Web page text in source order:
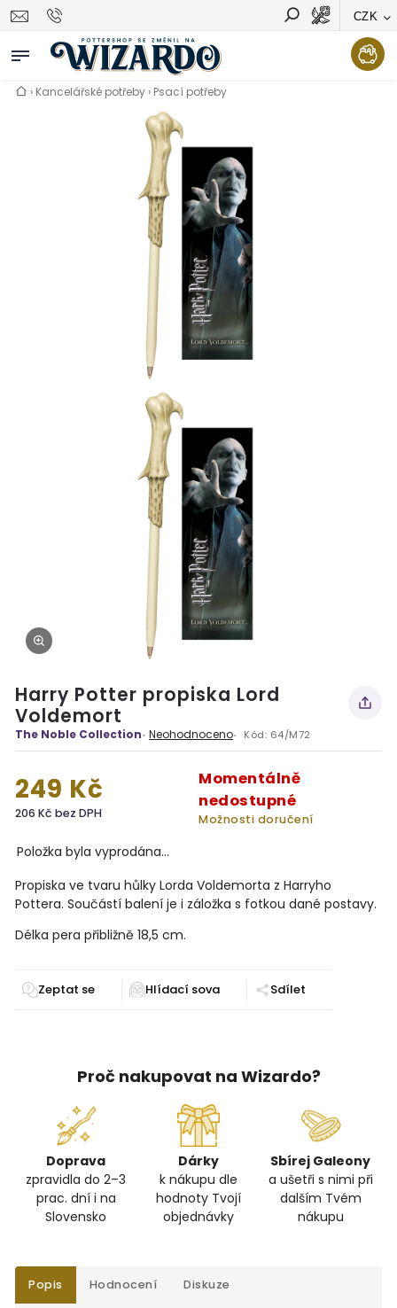
CZK
Vyhledávání Hledat
› Kancelářské potřeby › Psací potřeby
Harry Potter propiska Lord
Voldemort
The Noble Collection Neohodnoceno Kód: 64/M72
249 Kč
206 Kč bez DPH
Momentálně
nedostupné
Možnosti doručení
Položka byla vyprodána…
Propiska ve tvaru hůlky Lorda Voldemorta z Harryho
Pottera. Součástí balení je i záložka s fotkou dané postavy.
Délka pera přibližně 18,5 cm.
Zeptat se Sdílet
Proč nakupovat na Wizardo?
Doprava
zpravidla do 2–3
prac. dní i na
Slovensko
Dárky
k nákupu dle
hodnoty Tvojí
objednávky
Sbírej Galeony
a ušetři s nimi při
dalším Tvém
nákupu
Popis Hodnocení Diskuze